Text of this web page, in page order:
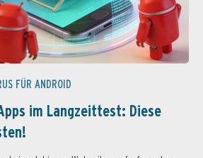
FÜR ANDROID
im Langzeittest: Diese